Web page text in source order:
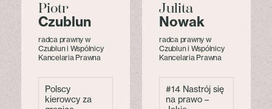
Piotr
Czublun
radca prawny w
Czublun i Wspólnicy
Kancelaria Prawna
Polscy
kierowcy za
Julita
Nowak
radca prawny w
Czublun i Wspólnicy
Kancelaria Prawna
#14 Nastrój się
na prawo –